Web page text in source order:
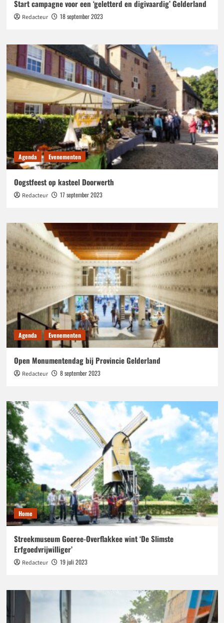
Start campagne voor een ‘geletterd en digivaardig’ Gelderland
Redacteur 18 september 2023
Agenda Evenementen
Oogstfeest op kasteel Doorwerth
Redacteur 17 september 2023
Agenda Evenementen
Open Monumentendag bij Provincie Gelderland
Redacteur 8 september 2023
Home
Streekmuseum Goeree-Overflakkee wint ‘De Slimste
Erfgoedvrijwilliger’
Redacteur 19 juli 2023